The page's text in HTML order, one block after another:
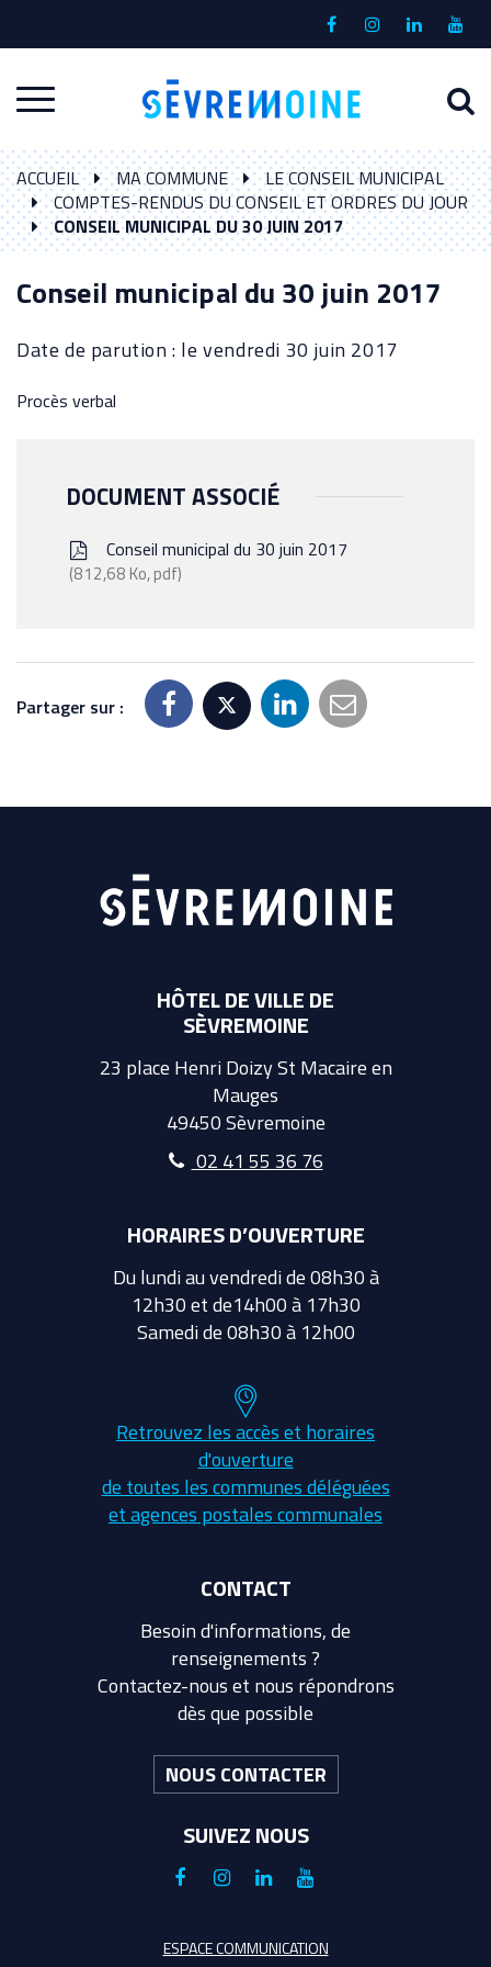
Lien
compte
Lien
Lien
compte
Lien
la
Aller
à
la
navigation
à
ACCUEIL MA COMMUNE
LE CONSEIL MUNICIPAL
COMPTES-RENDUS DU CONSEIL ET ORDRES DU JOUR
CONSEIL MUNICIPAL DU 30 JUIN 2017
Conseil municipal du 30 juin 2017
Date de parution : le vendredi 30 juin 2017
Procès verbal
DOCUMENT ASSOCIÉ
Conseil municipal du 30 juin 2017
812,68 Ko, pdf
Partager sur :
HÔTEL DE VILLE DE
SÈVREMOINE
23 place Henri Doizy St Macaire en
Mauges
49450 Sèvremoine
02 41 55 36 76
HORAIRES D’OUVERTURE
Du lundi au vendredi de 08h30 à
12h30 et de14h00 à 17h30
Samedi de 08h30 à 12h00
Retrouvez les accès et horaires
d'ouverture
de toutes les communes déléguées
et agences postales communales
CONTACT
Besoin d'informations, de
renseignements ?
Contactez-nous et nous répondrons
dès que possible
NOUS CONTACTER
SUIVEZ NOUS
Lien
le
Lien
le
Lien
le
Lien
la
ESPACE COMMUNICATION